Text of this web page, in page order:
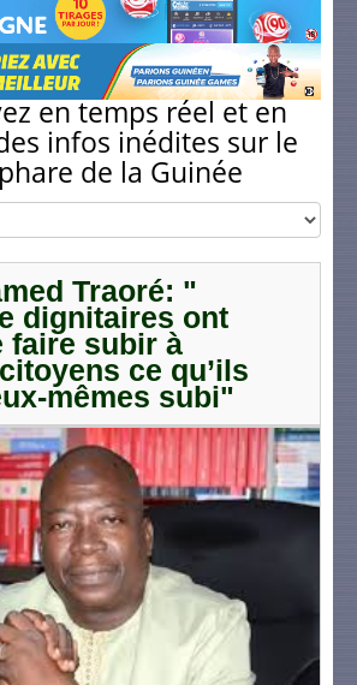
en temps réel et en
infos inédites sur le
de la Guinée
Traoré: "
dignitaires ont
faire subir à
ce qu’ils
mêmes subi"